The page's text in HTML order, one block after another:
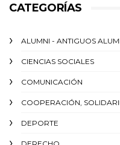
CATEGORÍAS
ALUMNI - ANTIGUOS
CIENCIAS SOCIALES
COMUNICACIÓN
COOPERACIÓN,
DEPORTE